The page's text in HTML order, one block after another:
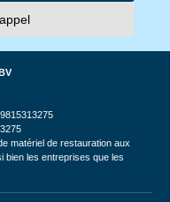
matériel de restauration aux
bien les entreprises que les